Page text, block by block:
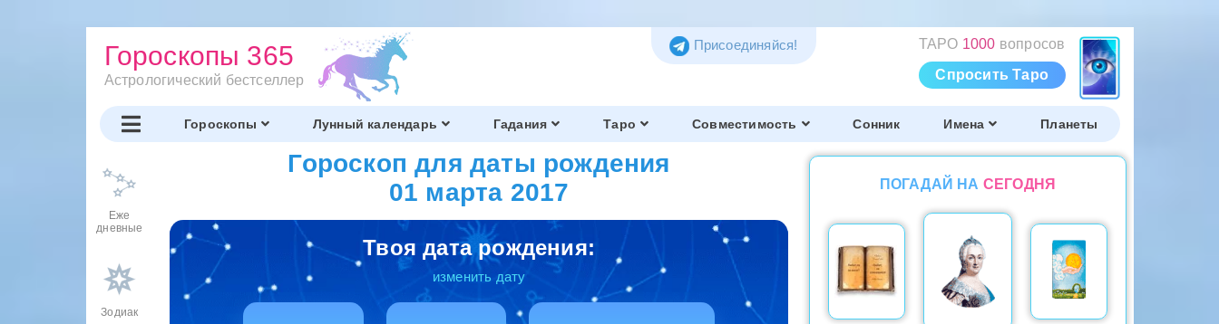
Гороскопы 365
Астрологический бестселлер
ТАРО 1000 вопросов
Спросить Таро
Присоединяйся!
Гороскопы Лунный календарь Гадания Таро Совместимость Сонник Имена Планеты
Еже
дневные
Зодиак
Гороскоп для даты рождения
01 марта 2017
Твоя дата рождения:
изменить дату
ПОГАДАЙ НА СЕГОДНЯ